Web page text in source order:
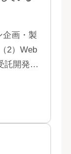
企画・製
2）Web
託開発）